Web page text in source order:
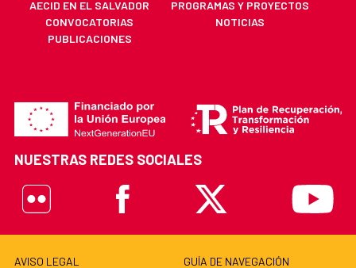
AECID EN EL SALVADOR
PROGRAMAS Y PROYECTOS
CONVOCATORIAS
NOTICIAS
PUBLICACIONES
NUESTRAS REDES SOCIALES
Flickr
Facebook X Youtube
AVISO LEGAL
GUÍA DE NAVEGACIÓN